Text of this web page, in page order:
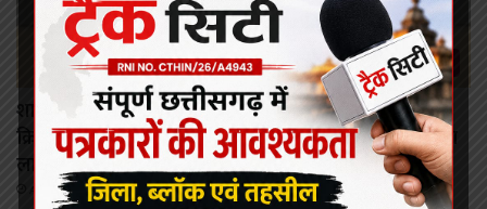
रायपुर
शासन की जनकल्याणकारी योजनाओं का करें समयबद्ध
क्रियान्वयन , प्रत्येक पात्र व्यक्ति को मिले शासन की योजनाओं का
लाभ : मुख्यमंत्री विष्णुदेव साय।
August 6, 2026